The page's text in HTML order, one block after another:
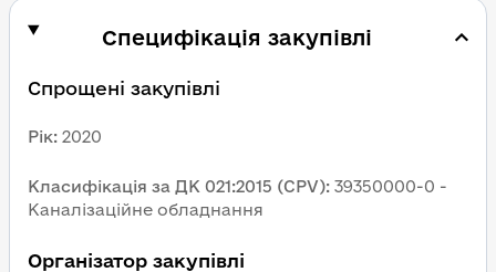
Специфікація закупівлі
Спрощені закупівлі
Рік: 2020
Класифікація за ДК 021:2015 (CPV): 39350000-0 -
Каналізаційне обладнання
Організатор закупівлі